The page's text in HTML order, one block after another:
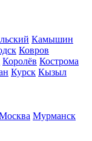
Камышин
Ковров
Королёв Кострома
Курск Кызыл
Мурманск